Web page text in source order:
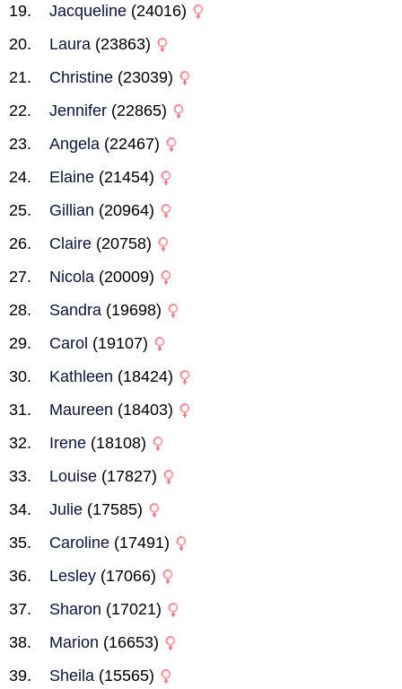
Jacqueline (24016)
Laura (23863)
Christine (23039)
Jennifer (22865)
Angela (22467)
Elaine (21454)
Gillian (20964)
Claire (20758)
Nicola (20009)
Sandra (19698)
Carol (19107)
Kathleen (18424)
Maureen (18403)
Irene (18108)
Louise (17827)
Julie (17585)
Caroline (17491)
Lesley (17066)
Sharon (17021)
Marion (16653)
Sheila (15565)